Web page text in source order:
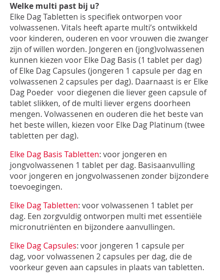
Welke multi past bij u?
Elke Dag Tabletten is specifiek ontworpen voor
volwassenen. Vitals heeft aparte multi’s ontwikkeld
voor kinderen, ouderen en voor vrouwen die zwanger
zijn of willen worden. Jongeren en (jong)volwassenen
kunnen kiezen voor Elke Dag Basis (1 tablet per dag)
of Elke Dag Capsules (jongeren 1 capsule per dag en
volwassenen 2 capsules per dag). Daarnaast is er Elke
Dag Poeder voor diegenen die liever geen capsule of
tablet slikken, of de multi liever ergens doorheen
mengen. Volwassenen en ouderen die het beste van
het beste willen, kiezen voor Elke Dag Platinum (twee
tabletten per dag).
Elke Dag Basis Tabletten: voor jongeren en
jongvolwassenen 1 tablet per dag. Basisaanvulling
voor jongeren en jongvolwassenen zonder bijzondere
toevoegingen.
Elke Dag Tabletten: voor volwassenen 1 tablet per
dag. Een zorgvuldig ontworpen multi met essentiële
micronutriënten en bijzondere aanvullingen.
Elke Dag Capsules: voor jongeren 1 capsule per
dag, voor volwassenen 2 capsules per dag, die de
voorkeur geven aan capsules in plaats van tabletten.